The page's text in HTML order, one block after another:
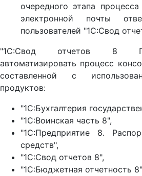
очередного этапа
электронной почты
пользователей "1С:Свод
"1С:Свод отчетов 8
автоматизировать процесс
составленной с
продуктов:
"1С:Бухгалтерия
"1С:Воинская часть 8",
"1С:Предприятие 8.
средств",
"1С:Свод отчетов 8",
"1С:Бюджетная отчетность